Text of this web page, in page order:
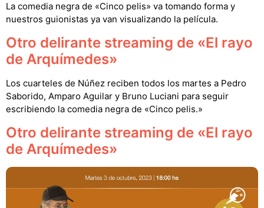
La comedia negra de «Cinco pelis» va tomando forma y
nuestros guionistas ya van visualizando la película.
Otro delirante streaming de «El rayo
de Arquímedes»
Los cuarteles de Núñez reciben todos los martes a Pedro
Saborido, Amparo Aguilar y Bruno Luciani para seguir
escribiendo la comedia negra de «Cinco pelis.»
Otro delirante streaming de «El rayo
de Arquímedes»